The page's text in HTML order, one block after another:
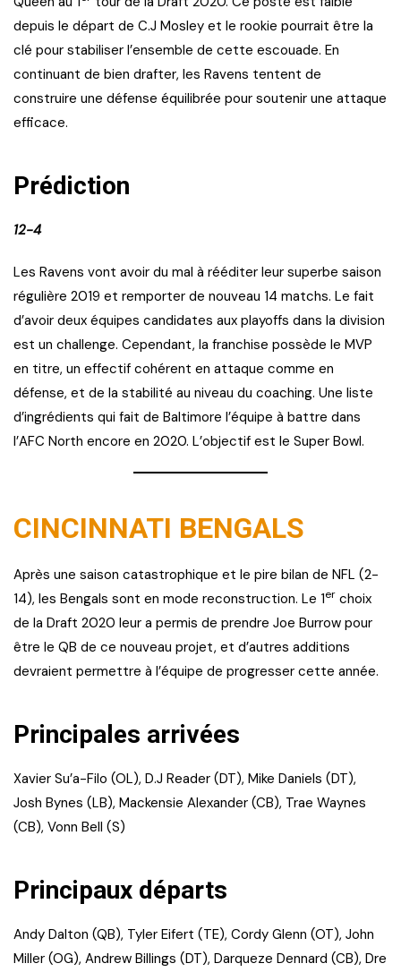
depuis le départ de C.J Mosley et le rookie pourrait être la
clé pour stabiliser l’ensemble de cette escouade. En
continuant de bien drafter, les Ravens tentent de
construire une défense équilibrée pour soutenir une attaque
efficace.
Prédiction
12-4
Les Ravens vont avoir du mal à rééditer leur superbe saison
régulière 2019 et remporter de nouveau 14 matchs. Le fait
d’avoir deux équipes candidates aux playoffs dans la division
est un challenge. Cependant, la franchise possède le MVP
en titre, un effectif cohérent en attaque comme en
défense, et de la stabilité au niveau du coaching. Une liste
d’ingrédients qui fait de Baltimore l’équipe à battre dans
l’AFC North encore en 2020. L’objectif est le Super Bowl.
CINCINNATI BENGALS
Après une saison catastrophique et le pire bilan de NFL (2-
14), les Bengals sont en mode reconstruction. Le 1er choix
de la Draft 2020 leur a permis de prendre Joe Burrow pour
être le QB de ce nouveau projet, et d’autres additions
devraient permettre à l’équipe de progresser cette année.
Principales arrivées
Xavier Su’a-Filo (OL), D.J Reader (DT), Mike Daniels (DT),
Josh Bynes (LB), Mackensie Alexander (CB), Trae Waynes
(CB), Vonn Bell (S)
Principaux départs
Andy Dalton (QB), Tyler Eifert (TE), Cordy Glenn (OT), John
Miller (OG), Andrew Billings (DT), Darqueze Dennard (CB), Dre